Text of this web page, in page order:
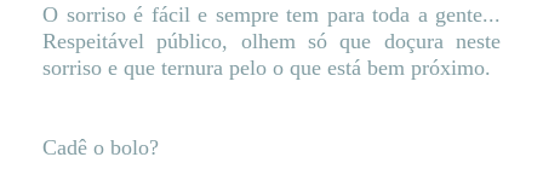
O sorriso é fácil e sempre tem para toda a gente...
Respeitável público, olhem só que doçura neste
sorriso e que ternura pelo o que está bem próximo.
Cadê o bolo?